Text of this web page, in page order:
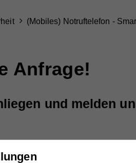
(Mobiles) Notruftelefon -
Anfrage!
und melden
Sie sich bitte an: